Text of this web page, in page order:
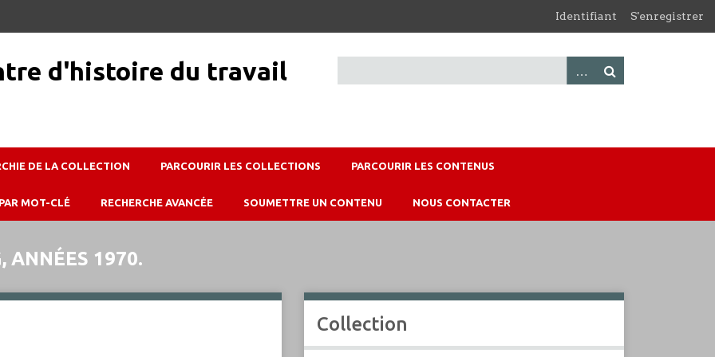
Identifiant S'enregistrer
DE LA COLLECTION PARCOURIR LES COLLECTIONS PARCOURIR LES CONTENUS
MOT-CLÉ RECHERCHE AVANCÉE SOUMETTRE UN CONTENU NOUS CONTACTER
ANNÉES 1970.
Collection